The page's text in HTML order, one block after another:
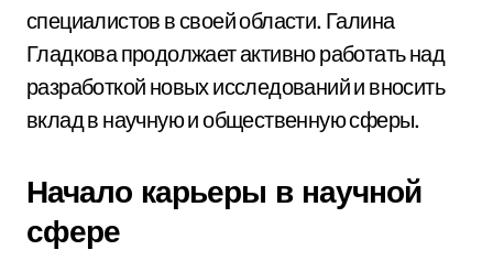
специалистов в своей области. Галина
Гладкова продолжает активно работать над
разработкой новых исследований и вносить
вклад в научную и общественную сферы.
Начало карьеры в научной
сфере